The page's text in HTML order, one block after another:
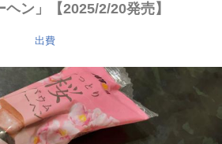
ン」【2025/2/20発売】
出費